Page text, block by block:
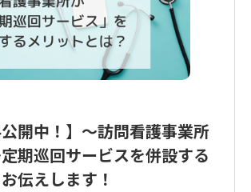
公開中！】～訪問看護事業所
期巡回サービスを併設する
伝えします！